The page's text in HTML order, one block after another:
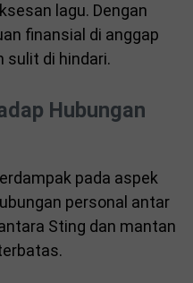
lagu. Dengan
finansial di anggap
sulit di hindari.
Hubungan
pada aspek
personal antar
Sting dan mantan